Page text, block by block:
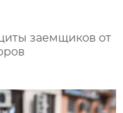
заемщиков от